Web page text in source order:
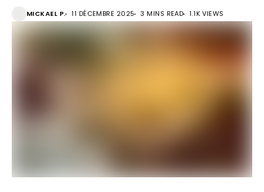
MICKAEL P. 11 DÉCEMBRE 2025 3 MINS READ 1.1K VIEWS